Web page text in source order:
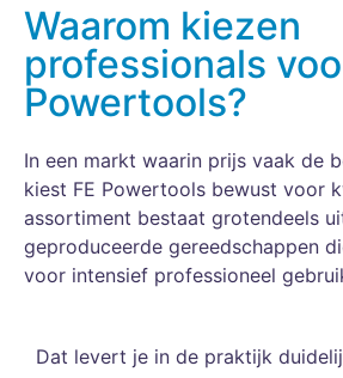
Waarom kiezen
professionals
Powertools?
In een markt waarin prijs vaak de
kiest FE Powertools bewust voor
assortiment bestaat grotendeels
geproduceerde gereedschappen
voor intensief professioneel
Dat levert je in de praktijk